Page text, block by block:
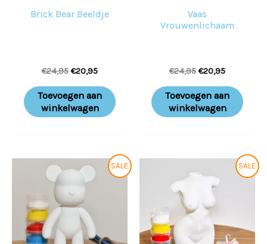
Brick Bear Beeldje
€24,95 €20,95
Toevoegen aan
winkelwagen
Vaas
Vrouwenlichaam
€24,95 €20,95
Toevoegen aan
winkelwagen
SALE
Oorspronkelijke
prijs
was:
€29,95.
Huidige
prijs
SALE
Oorspronkelijke
prijs
was:
€29,95.
Huidige
prijs